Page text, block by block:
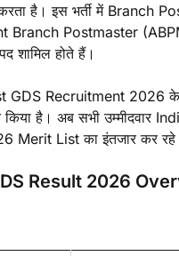
करता है। इस भर्ती में Branch
Branch Postmaster
शामिल होते हैं।
GDS Recruitment 2026 के
किया है। अब सभी उम्मीदवार
Merit List का इंतजार कर रहे
Result 2026